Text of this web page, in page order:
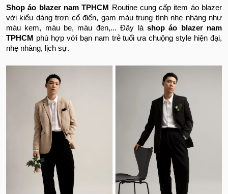
Shop áo blazer nam TPHCM
Routine cung cấp item áo blazer
với kiểu dáng trơn cổ điển, gam màu trung tính nhẹ nhàng như
màu kem, màu be, màu đen,... Đây là shop áo blazer nam
TPHCM phù hợp với bạn nam trẻ tuổi ưa chuộng style hiện đại,
nhẹ nhàng, lịch sự.